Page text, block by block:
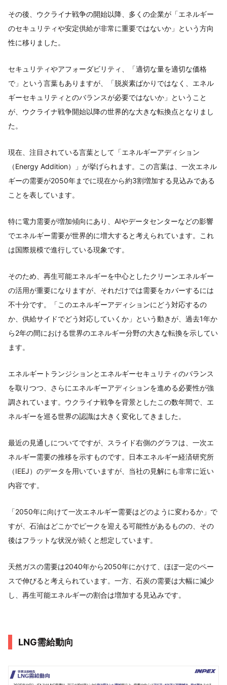
その後、ウクライナ戦争の開始以降、多くの企業が「エネルギー
のセキュリティや安定供給が非常に重要ではないか」という方向
性に移りました。
セキュリティやアフォーダビリティ、「適切な量を適切な価格
で」という言葉もありますが、「脱炭素ばかりではなく、エネル
ギーセキュリティとのバランスが必要ではないか」ということ
が、ウクライナ戦争開始以降の世界的な大きな転換点となりまし
た。
現在、注目されている言葉として「エネルギーアディション
（Energy Addition）」が挙げられます。この言葉は、一次エネル
ギーの需要が2050年までに現在から約3割増加する見込みである
ことを表しています。
特に電力需要が増加傾向にあり、AIやデータセンターなどの影響
でエネルギー需要が世界的に増大すると考えられています。これ
は国際規模で進行している現象です。
そのため、再生可能エネルギーを中心としたクリーンエネルギー
の活用が重要になりますが、それだけでは需要をカバーするには
不十分です。「このエネルギーアディションにどう対応するの
か、供給サイドでどう対応していくか」という動きが、過去1年か
ら2年の間における世界のエネルギー分野の大きな転換を示してい
ます。
エネルギートランジションとエネルギーセキュリティのバランス
を取りつつ、さらにエネルギーアディションを進める必要性が強
調されています。ウクライナ戦争を背景としたこの数年間で、エ
ネルギーを巡る世界の認識は大きく変化してきました。
最近の見通しについてですが、スライド右側のグラフは、一次エ
ネルギー需要の推移を示すものです。日本エネルギー経済研究所
（IEEJ）のデータを用いていますが、当社の見解にも非常に近い
内容です。
「2050年に向けて一次エネルギー需要はどのように変わるか」で
すが、石油はどこかでピークを迎える可能性があるものの、その
後はフラットな状況が続くと想定しています。
天然ガスの需要は2040年から2050年にかけて、ほぼ一定のペー
スで伸びると考えられています。一方、石炭の需要は大幅に減少
し、再生可能エネルギーの割合は増加する見込みです。
LNG需給動向